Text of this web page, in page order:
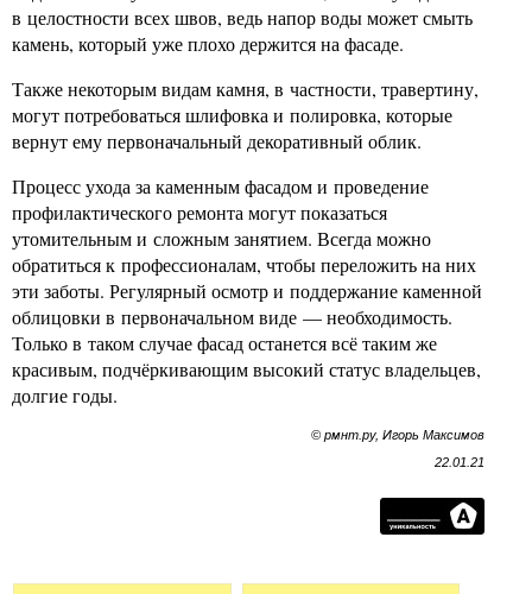
в целостности всех швов, ведь напор воды может смыть
камень, который уже плохо держится на фасаде.
Также некоторым видам камня, в частности, травертину,
могут потребоваться шлифовка и полировка, которые
вернут ему первоначальный декоративный облик.
Процесс ухода за каменным фасадом и проведение
профилактического ремонта могут показаться
утомительным и сложным занятием. Всегда можно
обратиться к профессионалам, чтобы переложить на них
эти заботы. Регулярный осмотр и поддержание каменной
облицовки в первоначальном виде — необходимость.
Только в таком случае фасад останется всё таким же
красивым, подчёркивающим высокий статус владельцев,
долгие годы.
© рмнт.ру, Игорь Максимов
22.01.21